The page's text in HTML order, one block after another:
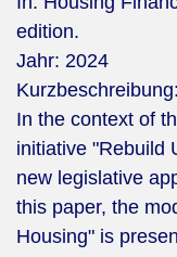
edition.
Jahr: 2024
Kurzbeschreibung:
In the context of
initiative "Rebuild
new legislative
this paper, the
Housing" is